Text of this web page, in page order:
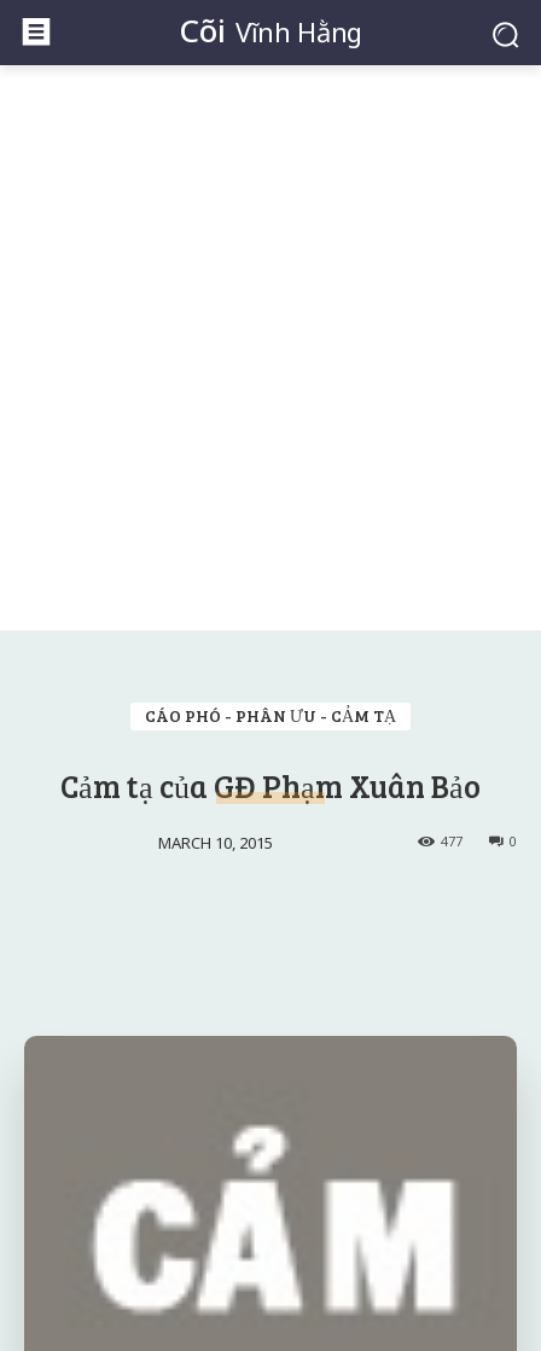
Cõi Vĩnh Hằng
CÁO PHÓ - PHÂN ƯU - CẢM TẠ
Cảm tạ của GĐ Phạm Xuân Bảo
MARCH 10, 2015 0
477